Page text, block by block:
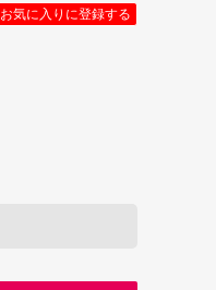
お気に入りに登録する